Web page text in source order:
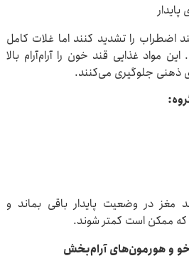
اضطراب را تشدید کنند اما غلات کامل
مواد غذایی قند خون را آرام‌آرام بالا
ذهنی جلوگیری می‌کنند.
مغز در وضعیت پایدار باقی بماند و
ممکن است کمتر شوند.
و هورمون‌های آرام‌بخش